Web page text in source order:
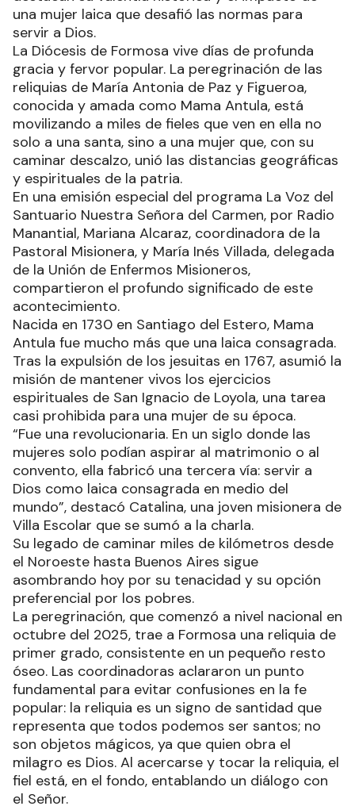
una mujer laica que desafió las normas para
servir a Dios.
La Diócesis de Formosa vive días de profunda
gracia y fervor popular. La peregrinación de las
reliquias de María Antonia de Paz y Figueroa,
conocida y amada como Mama Antula, está
movilizando a miles de fieles que ven en ella no
solo a una santa, sino a una mujer que, con su
caminar descalzo, unió las distancias geográficas
y espirituales de la patria.
En una emisión especial del programa La Voz del
Santuario Nuestra Señora del Carmen, por Radio
Manantial, Mariana Alcaraz, coordinadora de la
Pastoral Misionera, y María Inés Villada, delegada
de la Unión de Enfermos Misioneros,
compartieron el profundo significado de este
acontecimiento.
Nacida en 1730 en Santiago del Estero, Mama
Antula fue mucho más que una laica consagrada.
Tras la expulsión de los jesuitas en 1767, asumió la
misión de mantener vivos los ejercicios
espirituales de San Ignacio de Loyola, una tarea
casi prohibida para una mujer de su época.
“Fue una revolucionaria. En un siglo donde las
mujeres solo podían aspirar al matrimonio o al
convento, ella fabricó una tercera vía: servir a
Dios como laica consagrada en medio del
mundo”, destacó Catalina, una joven misionera de
Villa Escolar que se sumó a la charla.
Su legado de caminar miles de kilómetros desde
el Noroeste hasta Buenos Aires sigue
asombrando hoy por su tenacidad y su opción
preferencial por los pobres.
La peregrinación, que comenzó a nivel nacional en
octubre del 2025, trae a Formosa una reliquia de
primer grado, consistente en un pequeño resto
óseo. Las coordinadoras aclararon un punto
fundamental para evitar confusiones en la fe
popular: la reliquia es un signo de santidad que
representa que todos podemos ser santos; no
son objetos mágicos, ya que quien obra el
milagro es Dios. Al acercarse y tocar la reliquia, el
fiel está, en el fondo, entablando un diálogo con
el Señor.